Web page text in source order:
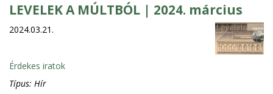
LEVELEK A MÚLTBÓL | 2024. március
2024.03.21.
Érdekes iratok
Típus: Hír